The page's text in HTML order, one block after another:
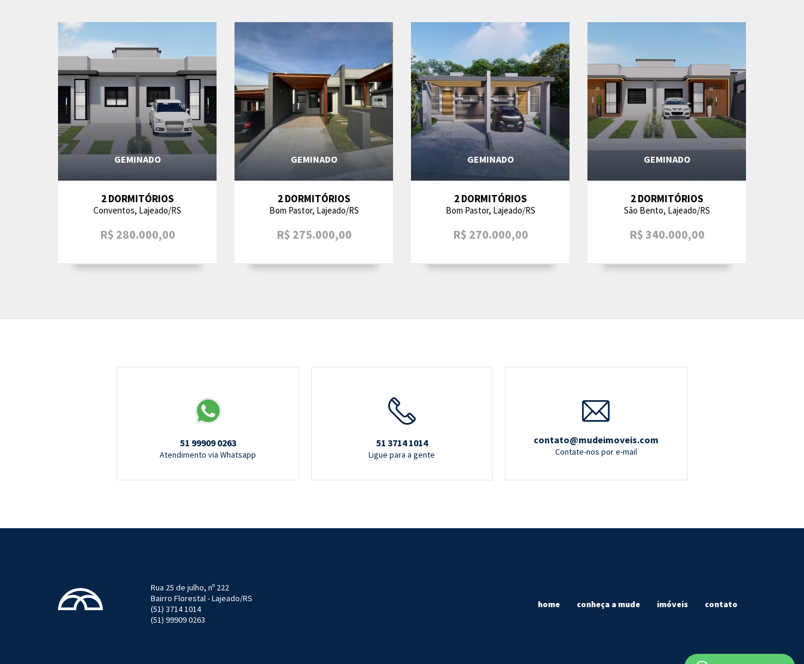
GEMINADO
2 DORMITÓRIOS
Conventos, Lajeado/RS
R$ 280.000,00
GEMINADO
2 DORMITÓRIOS
Bom Pastor, Lajeado/RS
R$ 275.000,00
GEMINADO
2 DORMITÓRIOS
Bom Pastor, Lajeado/RS
R$ 270.000,00
GEMINADO
2 DORMITÓRIOS
São Bento, Lajeado/RS
R$ 340.000,00
51 99909 0263
Atendimento via Whatsapp
51 3714 1014
Ligue para a gente
contato@mudeimoveis.com
Contate-nos por e-mail
Rua 25 de julho, nº 222
Bairro Florestal - Lajeado/RS
(51) 3714 1014
(51) 99909 0263
home conheça a mude imóveis contato